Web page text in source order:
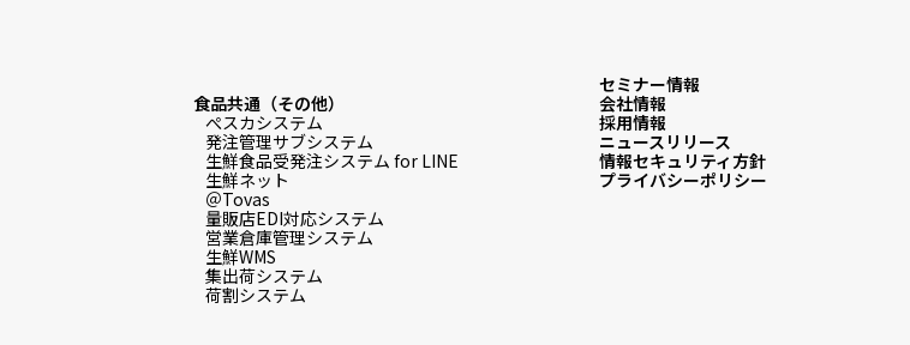
食品共通（その他）
ぺスカシステム
発注管理サブシステム
生鮮食品受発注システム for LINE
生鮮ネット
＠Tovas
量販店EDI対応システム
営業倉庫管理システム
生鮮WMS
集出荷システム
荷割システム
セミナー情報
会社情報
採用情報
ニュースリリース
情報セキュリティ方針
プライバシーポリシー